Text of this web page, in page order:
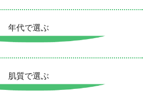
年代で選ぶ
肌質で選ぶ